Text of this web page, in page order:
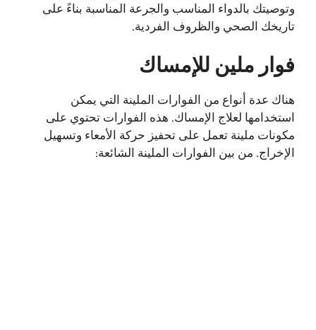
وتوصيتك بالدواء المناسب والجرعة المناسبة بناءً على
تاريخك الصحي والظروف الفردية.
فوار ملين للإمساك
هناك عدة أنواع من الفوارات الملينة التي يمكن
استخدامها لعلاج الإمساك. هذه الفوارات تحتوي على
مكونات ملينة تعمل على تحفيز حركة الأمعاء وتسهيل
الإخراج. من بين الفوارات الملينة الشائعة: